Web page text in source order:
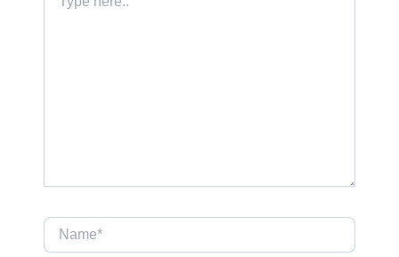
here..
Name*